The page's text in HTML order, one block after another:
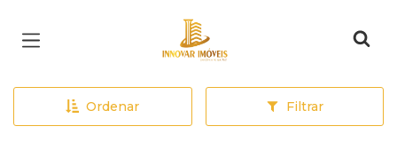
Página inicial
Ordenar Filtrar